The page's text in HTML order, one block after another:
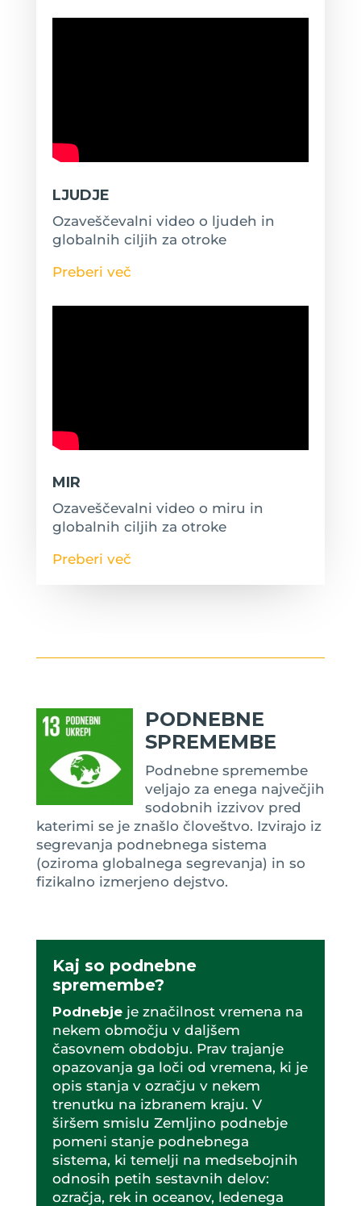
LJUDJE
Ozaveščevalni video o ljudeh in
globalnih ciljih za otroke
Preberi več
MIR
Ozaveščevalni video o miru in
globalnih ciljih za otroke
Preberi več
PODNEBNE
SPREMEMBE
Podnebne spremembe
veljajo za enega največjih
sodobnih izzivov pred
katerimi se je znašlo človeštvo. Izvirajo iz
segrevanja podnebnega sistema
(oziroma globalnega segrevanja) in so
fizikalno izmerjeno dejstvo.
Kaj so podnebne
spremembe?
Podnebjeje značilnost vremena na
nekem območju v daljšem
časovnem obdobju. Prav trajanje
opazovanja ga loči od vremena, ki je
opis stanja v ozračju v nekem
trenutku na izbranem kraju. V
širšem smislu Zemljino podnebje
pomeni stanje podnebnega
sistema, ki temelji na medsebojnih
odnosih petih sestavnih delov:
ozračja, rek in oceanov, ledenega